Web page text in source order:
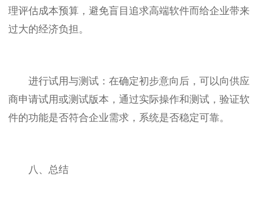
理评估成本预算，避免盲目追求高端软件而给企业带来
过大的经济负担。
进行试用与测试：在确定初步意向后，可以向供应
商申请试用或测试版本，通过实际操作和测试，验证软
件的功能是否符合企业需求，系统是否稳定可靠。
八、总结